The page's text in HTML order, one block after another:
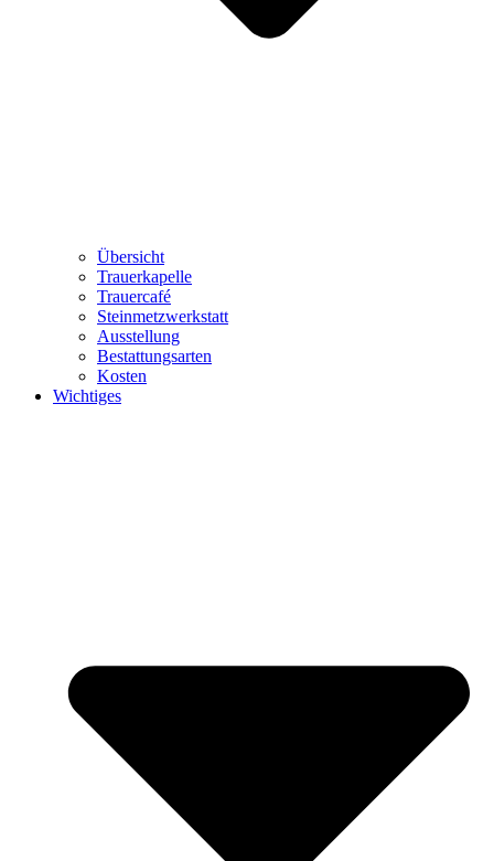
Übersicht
Trauerkapelle
Trauercafé
Steinmetzwerkstatt
Ausstellung
Bestattungsarten
Kosten
Wichtiges